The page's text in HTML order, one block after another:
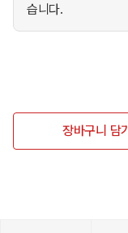
습니다.
장바구니 담기